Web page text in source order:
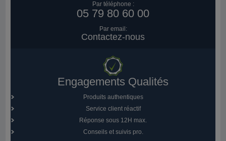
Par téléphone :
05 79 80 60 00
Par email:
Contactez-nous
Engagements Qualités
Produits authentiques
Service client réactif
Réponse sous 12H max.
Conseils et suivis pro.